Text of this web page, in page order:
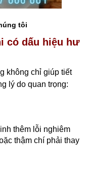
tôi
có dấu hiệu hư
không chỉ giúp tiết
lý do quan trọng:
thêm lỗi nghiêm
thậm chí phải thay